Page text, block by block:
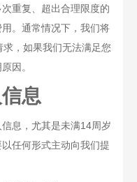
重复、超出合理限度的
。通常情况下，我们将
，如果我们无法满足您
因。
息
息，尤其是未满14周岁
任何形式主动向我们提